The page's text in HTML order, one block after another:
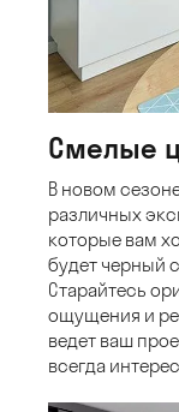
Смелые
В новом
различных
которые вам
будет черный
Старайтесь
ощущения и
ведет ваш
всегда